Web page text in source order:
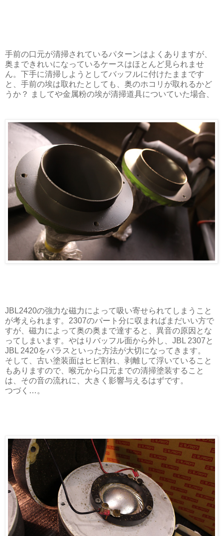
手前の口元が清掃されているパターンはよくありますが、
奥まできれいになっているケースはほとんど見られませ
ん。下手に清掃しようとしてバッフルに付けたままです
と、手前の埃は取れたとしても、奥のホコリが取れるかど
うか？ ましてや金属粉の埃が清掃道具についていた場合、
JBL2420の強力な磁力によって吸い寄せられてしまうこと
が考えられます。2307のパート分に収まればまだいい方で
すが、磁力によって奥の奥まで達すると、異音の原因とな
ってしまいます。やはりバッフル面から外し、JBL 2307と
JBL 2420をパラスといった方法が大切になってきます。
そして、古い塗装面はヒビ割れ、剥離して浮いていること
もありますので、喉元から口元までの清掃塗装すること
は、その音の流れに、大きく影響与えるはずです。
つづく…。